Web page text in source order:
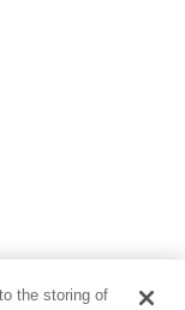
the storing of